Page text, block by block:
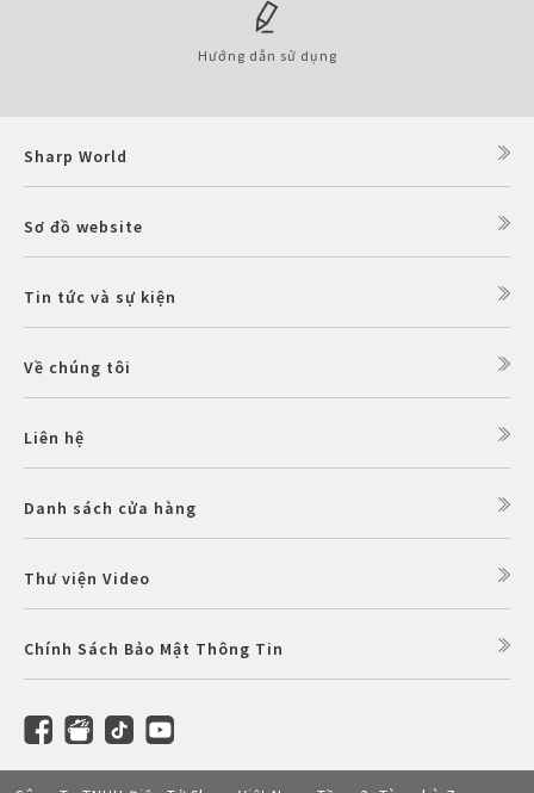
Hướng dẫn sử dụng
Sharp World
Sơ đồ website
Tin tức và sự kiện
Về chúng tôi
Liên hệ
Danh sách cửa hàng
Thư viện Video
Chính Sách Bảo Mật Thông Tin